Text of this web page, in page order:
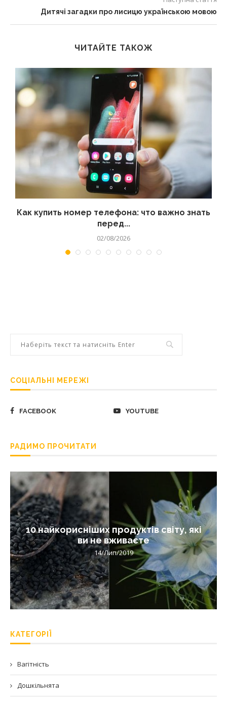
Дитячі загадки про лисицю українською мовою
ЧИТАЙТЕ ТАКОЖ
Как купить номер телефона: что важно знать
перед...
02/08/2026
СОЦІАЛЬНІ МЕРЕЖІ
FACEBOOK YOUTUBE
РАДИМО ПРОЧИТАТИ
10 найкорисніших продуктів світу, які
ви не вживаєте
14/Лип/2019
КАТЕГОРІЇ
Вагітність
Дошкільнята